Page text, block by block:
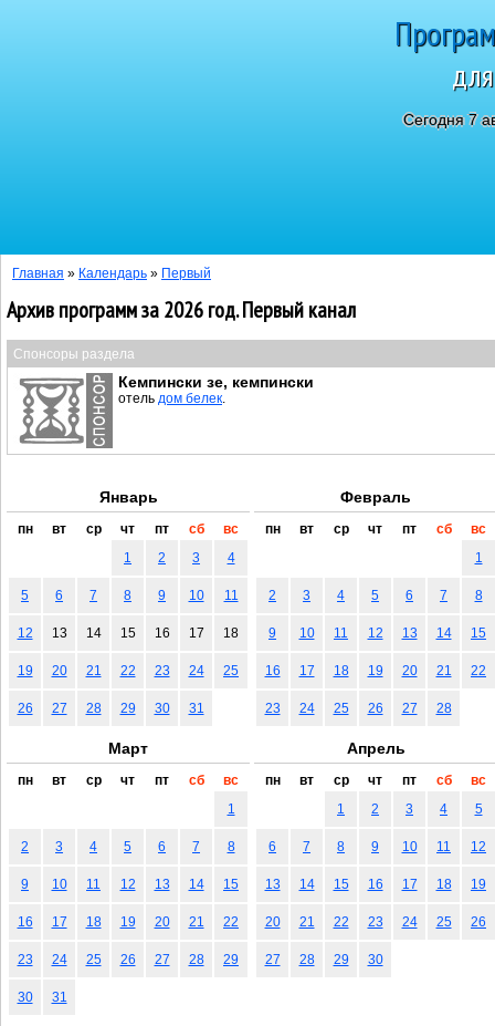
Сегодня 7
Главная » Календарь » Первый
Архив программ за 2026 год. Первый канал
Спонсоры раздела
Кемпински зе, кемпински
отель дом белек
Январь
пн вт ср чт пт сб
вс
1
2 3 4
5 6 7 8 9 10 11
12 13 14 15 16 17 18
19 20 21 22 23 24 25
26 27 28 29 30 31
Февраль
пн вт ср чт пт сб
вс
1
2 3 4 5 6 7 8
9 10 11 12 13 14 15
16 17 18 19 20 21 22
23 24 25 26 27 28
Март
пн вт ср чт пт сб
вс
1
2 3 4 5 6 7 8
9 10 11 12 13 14 15
16 17 18 19 20 21 22
23 24 25 26 27 28 29
30 31
Апрель
пн вт ср чт пт сб
вс
1
2 3 4 5
6 7 8 9 10 11 12
13 14 15 16 17 18 19
20 21 22 23 24 25 26
27 28 29 30